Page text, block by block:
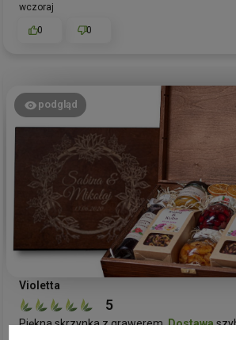
wczoraj
0 0
podgląd
Violetta
5
Piękna skrzynka z grawerem.Dostawa